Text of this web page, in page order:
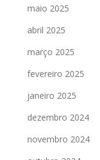
maio 2025
abril 2025
março 2025
fevereiro 2025
janeiro 2025
dezembro 2024
novembro 2024